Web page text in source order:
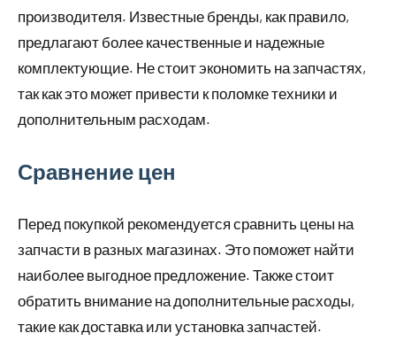
производителя. Известные бренды, как правило,
предлагают более качественные и надежные
комплектующие. Не стоит экономить на запчастях,
так как это может привести к поломке техники и
дополнительным расходам.
Сравнение цен
Перед покупкой рекомендуется сравнить цены на
запчасти в разных магазинах. Это поможет найти
наиболее выгодное предложение. Также стоит
обратить внимание на дополнительные расходы,
такие как доставка или установка запчастей.